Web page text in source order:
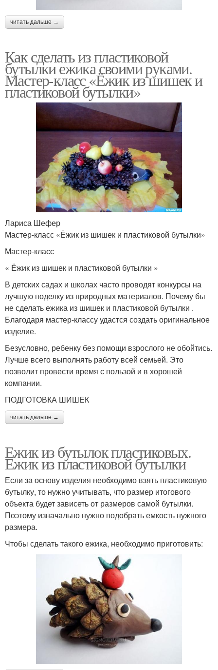
читать дальше →
Как сделать из пластиковой
бутылки ежика своими руками.
Мастер-класс «Ёжик из шишек и
пластиковой бутылки»
Лариса Шефер
Мастер-класс «Ёжик из шишек и пластиковой бутылки»
Мастер-класс
« Ёжик из шишек и пластиковой бутылки »
В детских садах и школах часто проводят конкурсы на
лучшую поделку из природных материалов. Почему бы
не сделать ежика из шишек и пластиковой бутылки .
Благодаря мастер-классу удастся создать оригинальное
изделие.
Безусловно, ребенку без помощи взрослого не обойтись.
Лучше всего выполнять работу всей семьей. Это
позволит провести время с пользой и в хорошей
компании.
ПОДГОТОВКА ШИШЕК
читать дальше →
Ежик из бутылок пластиковых.
Ежик из пластиковой бутылки
Если за основу изделия необходимо взять пластиковую
бутылку, то нужно учитывать, что размер итогового
объекта будет зависеть от размеров самой бутылки.
Поэтому изначально нужно подобрать емкость нужного
размера.
Чтобы сделать такого ежика, необходимо приготовить: